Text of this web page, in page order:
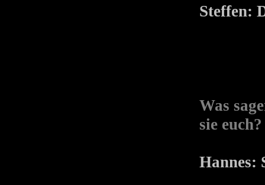
Steffen:
Was
sie euch?
Hannes: